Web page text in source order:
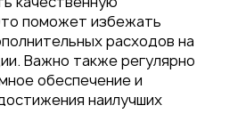
поможет избежать
расходов на
Важно также регулярно
обеспечение и
наилучших